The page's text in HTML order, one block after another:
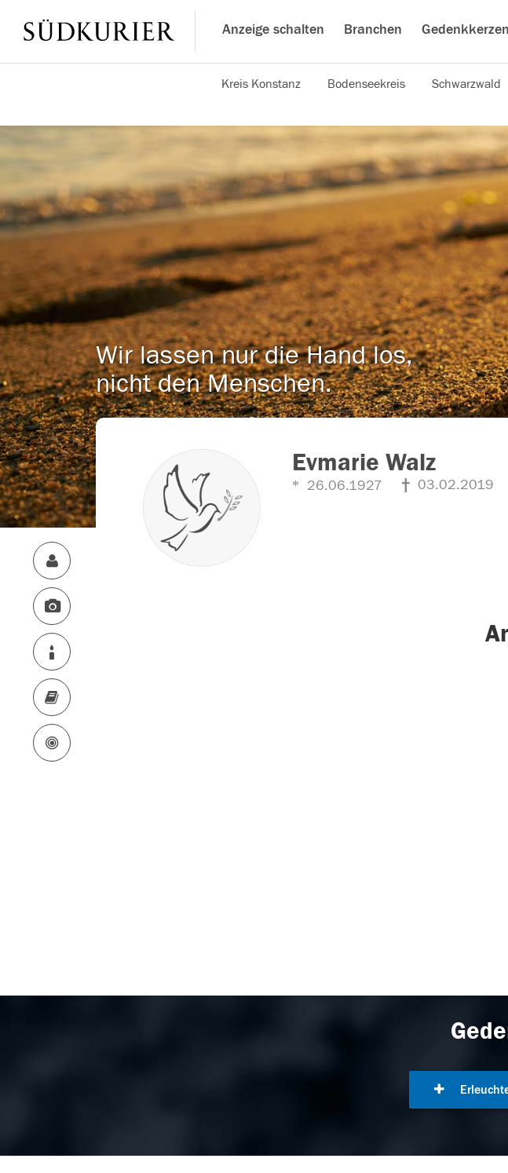
Anzeige schalten Branchen Gedenkkerzen
Kreis Konstanz Bodenseekreis Schwarzwald
Wir lassen nur die Hand los,
nicht den Menschen.
Evmarie Walz
26.06.1927 03.02.2019